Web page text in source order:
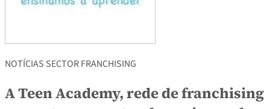
NOTÍCIAS SECTOR FRANCHISING
A Teen Academy, rede de franchising